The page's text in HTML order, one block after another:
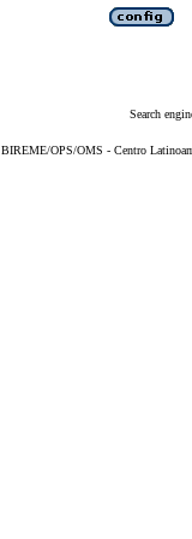
Search
BIREME/OPS/OMS - Centro